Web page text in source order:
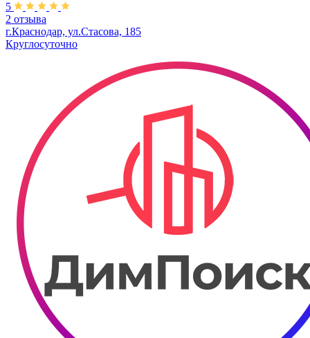
5
2 отзыва
г.Краснодар, ул.Стасова, 185
Круглосуточно